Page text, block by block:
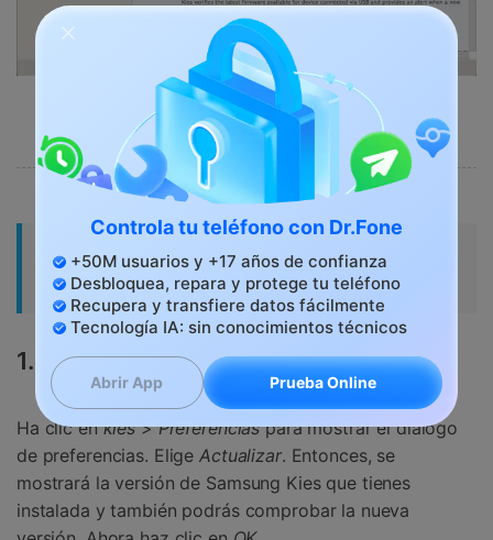
Parte 3. Cómo actualizar Samsung
Kies Mac y el teléfono
1. Actualización de Samsung Kies Mac
Ha clic enkies>Preferenciaspara mostrar el diálogo
de preferencias. EligeActualizar. Entonces, se
mostrará la versión de Samsung Kies que tienes
instalada y también podrás comprobar la nueva
Controla tu teléfono con Dr.Fone
+50M usuarios y +17 años de confianza
Desbloquea, repara y protege tu teléfono
Recupera y transfiere datos fácilmente
Tecnología IA: sin conocimientos técnicos
Abrir App Prueba Online